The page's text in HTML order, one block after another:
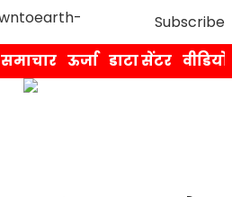
Subscribe
समाचार ऊर्जा डाटा सेंटर वीडियो